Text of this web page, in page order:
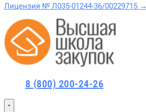
Лицензия № Л035-01244-36/00229715 →
Проверить в реестре Рособрнадзора →
Курсы по 44-ФЗ
8 (800) 200-24-26